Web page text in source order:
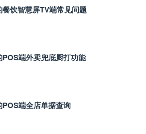
餐饮智慧屏TV端常见问题
POS端外卖兜底厨打功能
POS端全店单据查询